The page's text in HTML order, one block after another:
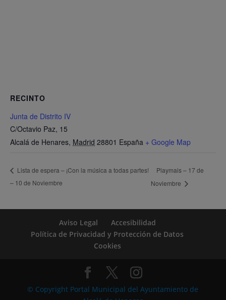
RECINTO
Junta de Distrito IV
C/Octavio Paz, 15
Alcalá de Henares, Madrid 28801 España + Google Map
Lista de espera – ¡Con la música a todas partes!
– 10 de Noviembre
Playmais – 17 de
Noviembre
Aviso Legal
Accesibilidad
Política de Privacidad y Protección de Datos
Cookies
© Copyright Portal Municipal del Ayuntamiento de